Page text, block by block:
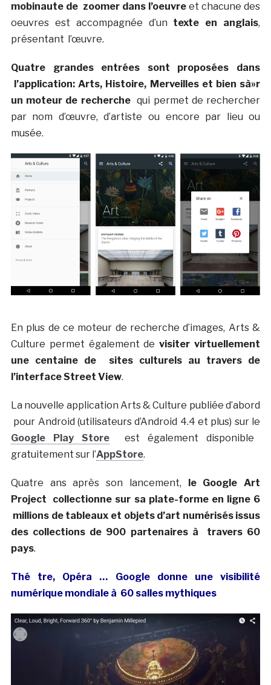
mobinaute de zoomer dans l’oeuvre et chacune des
oeuvres est accompagnée d’un texte en anglais,
présentant l’œuvre.
Quatre grandes entrées sont proposées dans
l’application: Arts, Histoire, Merveilles et bien sà»r
un moteur de recherchequi permet de rechercher
par nom d’œuvre, d’artiste ou encore par lieu ou
musée.
En plus de ce moteur de recherche d’images, Arts &
Culture permet également devisiter virtuellement
une centaine de sites culturels au travers de
l’interface Street View.
La nouvelle application Arts & Culture publiée d’abord
pour Android (utilisateurs d’Android 4.4 et plus) sur le
Google Play Storeest également disponible
gratuitement sur l’AppStore.
Quatre ans après son lancement, le Google Art
Project collectionne sur sa plate-forme en ligne 6
millions de tableaux et objets d’art numérisés issus
des collections de 900 partenaires à travers 60
pays.
Thé tre, Opéra … Google donne une visibilité
numérique mondiale à 60 salles mythiques